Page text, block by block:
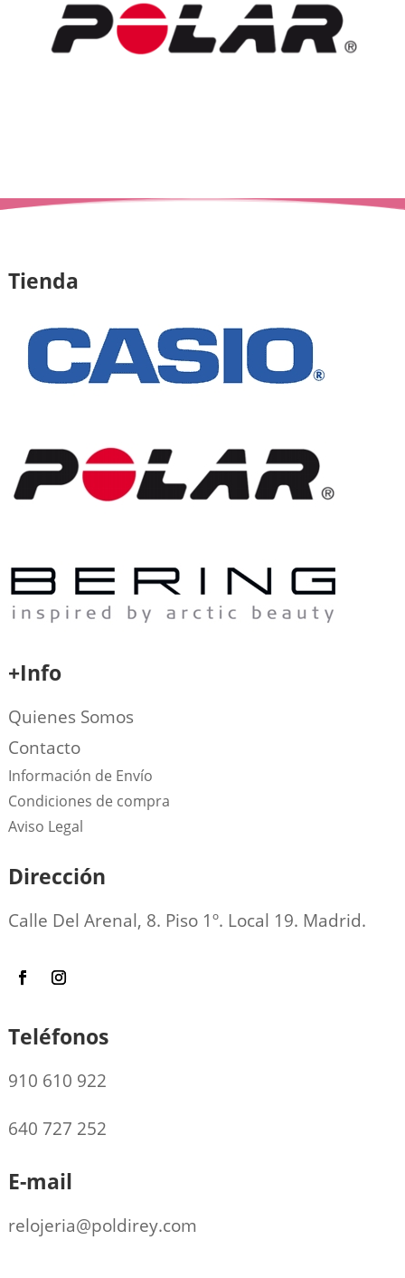
Tienda
+Info
Quienes Somos
Contacto
Información de Envío
Condiciones de compra
Aviso Legal
Dirección
Calle Del Arenal, 8. Piso 1º. Local 19. Madrid.
Teléfonos
910 610 922
640 727 252
E-mail
relojeria@poldirey.com